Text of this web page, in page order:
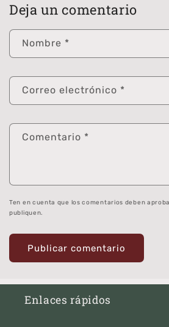
Deja un comentario
Nombre *
Correo electrónico *
Comentario *
Ten en cuenta que los comentarios deben
publiquen.
Enlaces rápidos